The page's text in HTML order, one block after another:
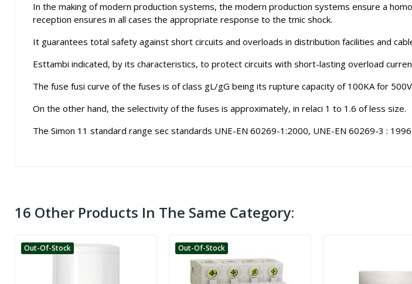
In the making of modern production systems, the modern production systems ensure a
reception ensures in all cases the appropriate response to the tmic shock.
It guarantees total safety against short circuits and overloads in distribution facilities and
Esttambi indicated, by its characteristics, to protect circuits with short-lasting overload
The fuse fusi curve of the fuses is of class gL/gG being its rupture capacity of 100KA for
On the other hand, the selectivity of the fuses is approximately, in relaci 1 to 1.6 of less size.
The Simon 11 standard range sec standards UNE-EN 60269-1:2000, UNE-EN 60269-3 :
16 Other Products In The Same Category:
Out-Of-Stock Out-Of-Stock